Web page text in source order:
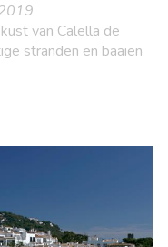
van Calella de
stranden en baaien